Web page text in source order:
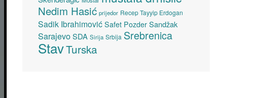
Nedim Hasić prijedor Recep Tayyip Erdogan
Sadik Ibrahimović Safet Pozder Sandžak
SarajevoSDA Sirija Srbija Srebrenica
StavTurska